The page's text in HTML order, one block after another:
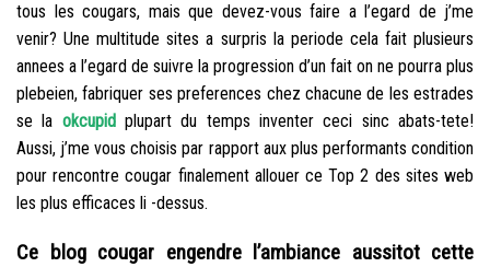
tous les cougars, mais que devez-vous faire a l’egard de j’me
venir? Une multitude sites a surpris la periode cela fait plusieurs
annees a l’egard de suivre la progression d’un fait on ne pourra plus
plebeien, fabriquer ses preferences chez chacune de les estrades
se la okcupidplupart du temps inventer ceci sinc abats-tete!
Aussi, j’me vous choisis par rapport aux plus performants condition
pour rencontre cougar finalement allouer ce Top 2 des sites web
les plus efficaces li -dessus.
Ce blog cougar engendre l’ambiance aussitot cette